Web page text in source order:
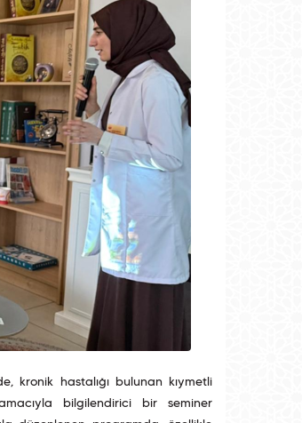
kronik hastalığı bulunan kıymetli
bilgilendirici bir seminer